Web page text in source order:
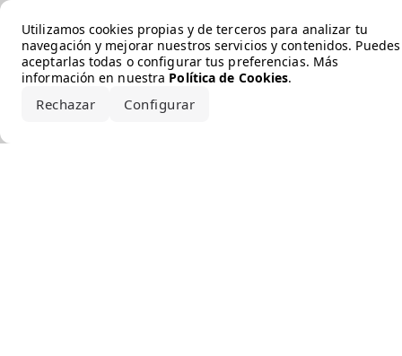
Utilizamos cookies propias y de terceros para analizar tu
navegación y mejorar nuestros servicios y contenidos. Puedes
aceptarlas todas o configurar tus preferencias. Más
información en nuestra Política de Cookies.
Rechazar Configurar
Error loading the brand